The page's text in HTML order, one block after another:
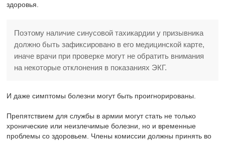
здоровья.
Поэтому наличие синусовой тахикардии у призывника
должно быть зафиксировано в его медицинской карте,
иначе врачи при проверке могут не обратить внимания
на некоторые отклонения в показаниях ЭКГ.
И даже симптомы болезни могут быть проигнорированы.
Препятствием для службы в армии могут стать не только
хронические или неизлечимые болезни, но и временные
проблемы со здоровьем. Члены комиссии должны принять во